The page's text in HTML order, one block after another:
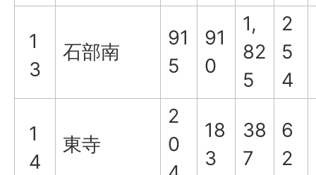
1
3
石部南
91
5
91
0
1,
82
5
2
5
4
1
4
東寺
2
0
18
3
38
7
6
2